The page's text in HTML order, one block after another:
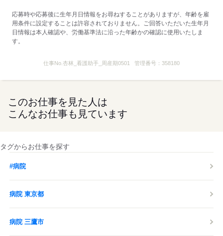
応募時や応募後に生年月日情報をお尋ねすることがありますが、年齢を雇
用条件に設定することは許容されておりません。ご回答いただいた生年月
日情報は本人確認や、労働基準法に沿った年齢かの確認に使用いたしま
す。
仕事No. 杏林_看護助手_周産期0501 管理番号：358180
このお仕事を見た人は
こんなお仕事も見ています
タグからお仕事を探す
#病院
病院 東京都
病院 三鷹市